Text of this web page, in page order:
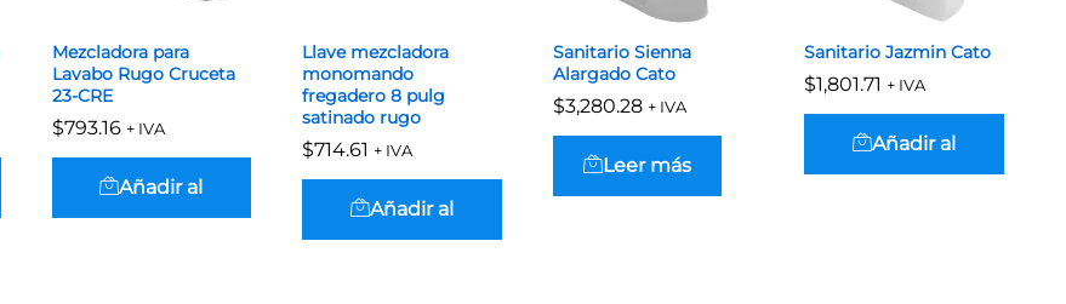
Mezcladora para
Lavabo Rugo Cruceta
23-CRE
$793.16 + IVA
$793.16
Añadir al
Llave mezcladora
monomando
fregadero 8 pulg
satinado rugo
$714.61 + IVA
$714.61
Añadir al
Sanitario Sienna
Alargado Cato
$3,280.28 + IVA
$3,280.28
Leer más
Sanitario Jazmin Cato
$1,801.71 + IVA
$1,801.71
Añadir al